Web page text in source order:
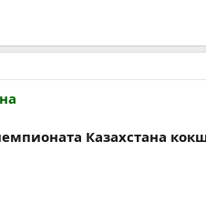
Казахстана